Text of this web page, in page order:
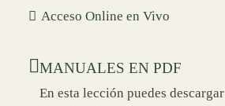
Acceso Online en Vivo
MANUALES EN PDF
En esta lección puedes